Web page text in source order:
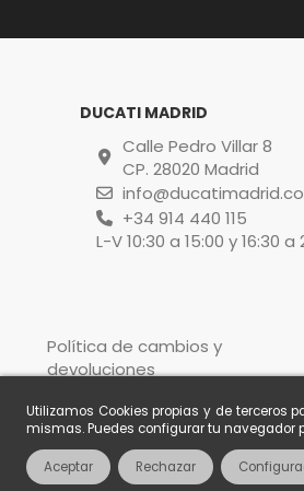
Utilizamos Cookies propias y de terceros
mismas. Puedes configurar tu navegador
Aceptar Rechazar
DUCATI MADRID
Calle Pedro Villar 8
CP. 28020 Madrid
+34 914 440 115
L-V 10:30 a 15:00 y 16:30 a
Política de cambios y
devoluciones